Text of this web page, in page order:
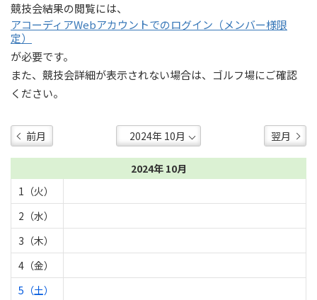
競技会結果の閲覧には、
アコーディアWebアカウントでのログイン（メンバー様限
定）
が必要です。
また、競技会詳細が表示されない場合は、ゴルフ場にご確認
ください。
前月 翌月
2024年 10月
1（火）
2（水）
3（木）
4（金）
5（土）